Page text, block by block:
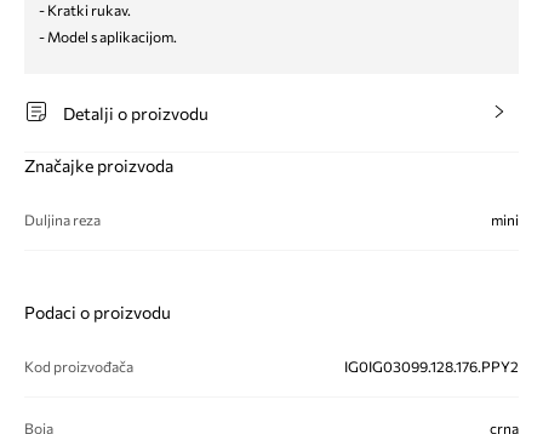
- Kratki rukav.
- Model s aplikacijom.
Detalji o proizvodu
Značajke proizvoda
Duljina reza mini
Podaci o proizvodu
Kod proizvođača IG0IG03099.128.176.PPY2
Boja crna